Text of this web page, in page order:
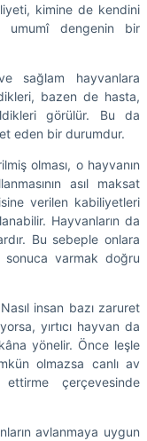
kimine de kendini
umumî dengenin bir
sağlam hayvanlara
bazen de hasta,
görülür. Bu da
eden bir durumdur.
olması, o hayvanın
asıl maksat
verilen kabiliyetleri
Hayvanların da
Bu sebeple onlara
varmak doğru
insan bazı zaruret
yırtıcı hayvan da
yönelir. Önce leşle
olmazsa canlı av
çerçevesinde
avlanmaya uygun